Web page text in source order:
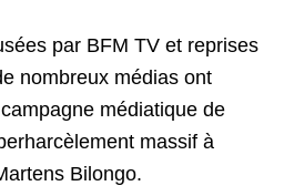
par BFM TV et reprises
nombreux médias ont
médiatique de
massif à
Bilongo.